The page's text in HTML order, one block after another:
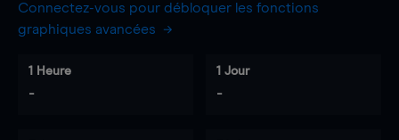
Connectez-vous pour débloquer les fonctions
graphiques avancées
1 Heure
-
1 Jour
-